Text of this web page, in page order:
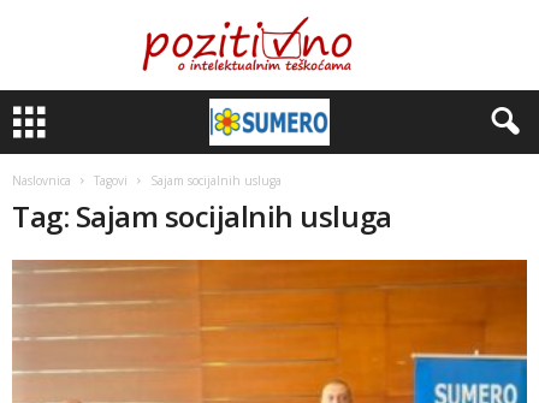
Naslovnica Tagovi Sajam socijalnih usluga
Tag: Sajam socijalnih usluga